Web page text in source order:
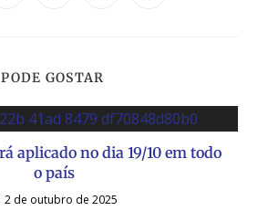
GOSTAR
aplicado no dia 19/10 em todo
o país
2 de outubro de 2025